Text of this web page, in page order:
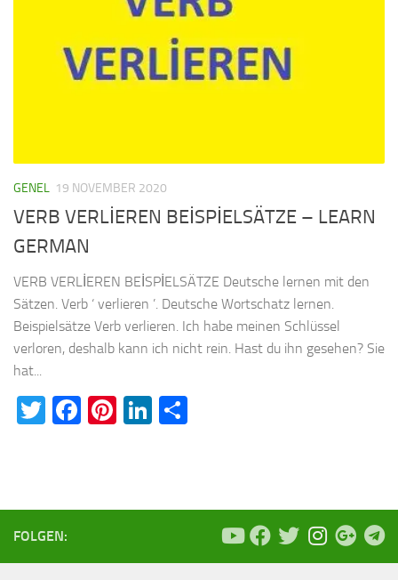
GENEL 19 NOVEMBER 2020
VERB VERLİEREN BEİSPİELSÄTZE – LEARN
GERMAN
VERB VERLİEREN BEİSPİELSÄTZE Deutsche lernen mit den
Sätzen. Verb ‘ verlieren ’. Deutsche Wortschatz lernen.
Beispielsätze Verb verlieren. Ich habe meinen Schlüssel
verloren, deshalb kann ich nicht rein. Hast du ihn gesehen? Sie
hat...
Twitter
Facebook
Pinterest
LinkedIn
FOLGEN: